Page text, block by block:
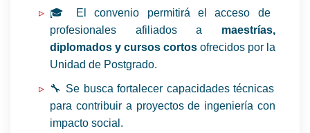
🎓 El convenio permitirá el acceso de
profesionales afiliados a maestrías,
diplomados y cursos cortos ofrecidos por la
Unidad de Postgrado.
🔧 Se busca fortalecer capacidades técnicas
para contribuir a proyectos de ingeniería con
impacto social.